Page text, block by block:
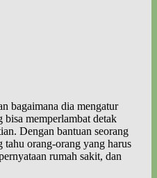
bagaimana dia mengatur
bisa memperlambat detak
Dengan bantuan seorang
tahu orang-orang yang harus
rumah sakit, dan